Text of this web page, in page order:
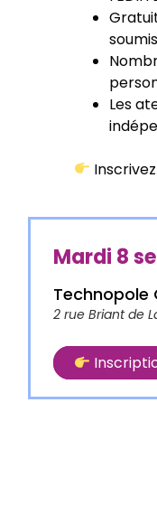
Les
Mardi 8
Technopole
2 rue Briant de